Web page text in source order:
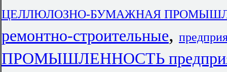
ЦЕЛЛЮЛОЗНО-БУМАЖНАЯ
ремонтно-строительные,
ПРОМЫШЛЕННОСТЬ